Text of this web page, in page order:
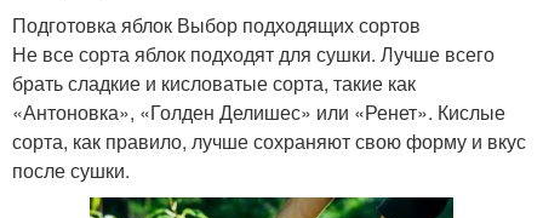
Подготовка яблок Выбор подходящих сортов
Не все сорта яблок подходят для сушки. Лучше всего
брать сладкие и кисловатые сорта, такие как
«Антоновка», «Голден Делишес» или «Ренет». Кислые
сорта, как правило, лучше сохраняют свою форму и вкус
после сушки.